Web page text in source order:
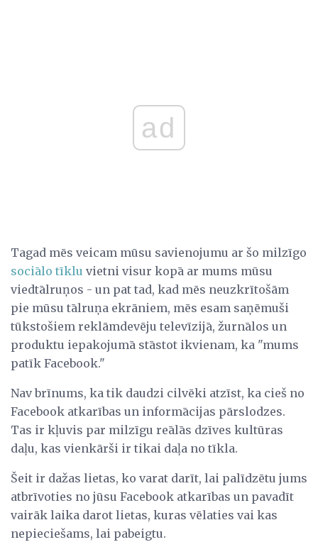
ad
Tagad mēs veicam mūsu savienojumu ar šo milzīgo
sociālo tīklu vietni visur kopā ar mums mūsu
viedtālruņos - un pat tad, kad mēs neuzkrītošām
pie mūsu tālruņa ekrāniem, mēs esam saņēmuši
tūkstošiem reklāmdevēju televīzijā, žurnālos un
produktu iepakojumā stāstot ikvienam, ka "mums
patīk Facebook."
Nav brīnums, ka tik daudzi cilvēki atzīst, ka cieš no
Facebook atkarības un informācijas pārslodzes.
Tas ir kļuvis par milzīgu reālās dzīves kultūras
daļu, kas vienkārši ir tikai daļa no tīkla.
Šeit ir dažas lietas, ko varat darīt, lai palīdzētu jums
atbrīvoties no jūsu Facebook atkarības un pavadīt
vairāk laika darot lietas, kuras vēlaties vai kas
nepieciešams, lai pabeigtu.